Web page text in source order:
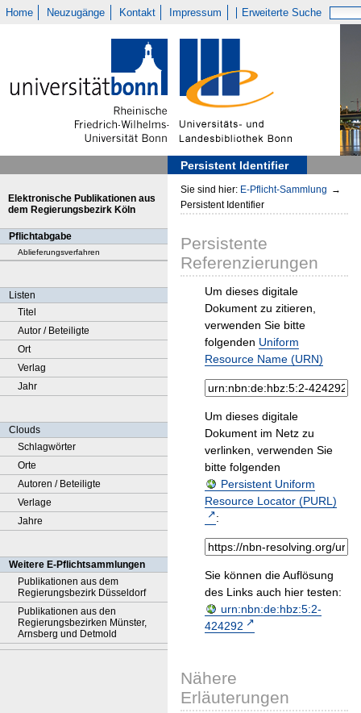
Home Neuzugänge Kontakt Impressum Erweiterte Suche
Persistent Identifier
Elektronische Publikationen aus
dem Regierungsbezirk Köln
Pflichtabgabe
Ablieferungsverfahren
Listen
Titel
Autor / Beteiligte
Ort
Verlag
Jahr
Clouds
Schlagwörter
Orte
Autoren / Beteiligte
Verlage
Jahre
Weitere E-Pflichtsammlungen
Publikationen aus dem
Regierungsbezirk Düsseldorf
Publikationen aus den
Regierungsbezirken Münster,
Arnsberg und Detmold
Sie sind hier: E-Pflicht-Sammlung →
Persistent Identifier
Persistente
Referenzierungen
Um dieses digitale
Dokument zu zitieren,
verwenden Sie bitte
folgenden Uniform
Resource Name (URN)
Um dieses digitale
Dokument im Netz zu
verlinken, verwenden Sie
bitte folgenden
Persistent Uniform
Resource Locator (PURL)
:
Sie können die Auflösung
des Links auch hier testen:
urn:nbn:de:hbz:5:2-
424292
Nähere
Erläuterungen